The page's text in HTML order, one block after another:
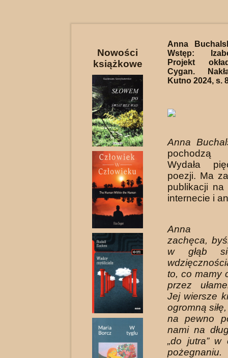
Nowości
książkowe
Anna
Wstęp:
Projekt
Cygan.
Kutno 2024, s.
Anna
Wydała
poezji. Ma
publikacji na
internecie i
Anna
zachęca,
w głąb
to, co mamy
przez
Jej wiersze
ogromną
na pewno
nami na
„do jutra” w
pożegnaniu.